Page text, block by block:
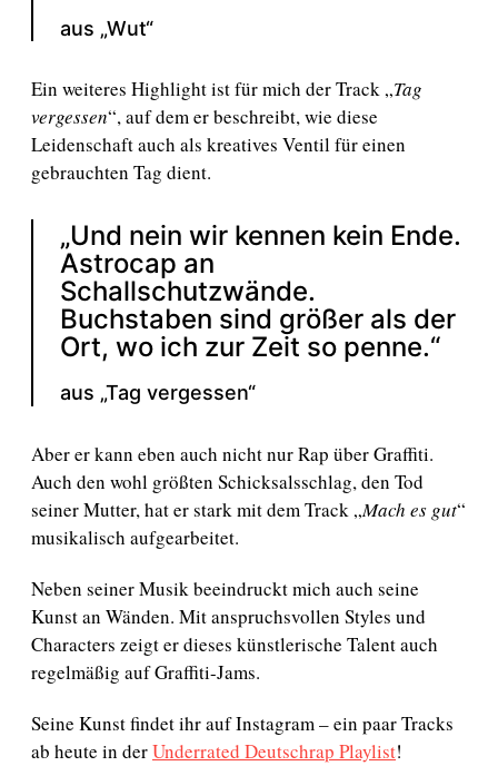
aus „Wut“
Ein weiteres Highlight ist für mich der Track „Tag
vergessen“, auf dem er beschreibt, wie diese
Leidenschaft auch als kreatives Ventil für einen
gebrauchten Tag dient.
„Und nein wir kennen kein Ende.
Astrocap an
Schallschutzwände.
Buchstaben sind größer als der
Ort, wo ich zur Zeit so penne.“
aus „Tag vergessen“
Aber er kann eben auch nicht nur Rap über Graffiti.
Auch den wohl größten Schicksalsschlag, den Tod
seiner Mutter, hat er stark mit dem Track „Mach es gut“
musikalisch aufgearbeitet.
Neben seiner Musik beeindruckt mich auch seine
Kunst an Wänden. Mit anspruchsvollen Styles und
Characters zeigt er dieses künstlerische Talent auch
regelmäßig auf Graffiti-Jams.
Seine Kunst findet ihr auf Instagram – ein paar Tracks
ab heute in derUnderrated Deutschrap Playlist!